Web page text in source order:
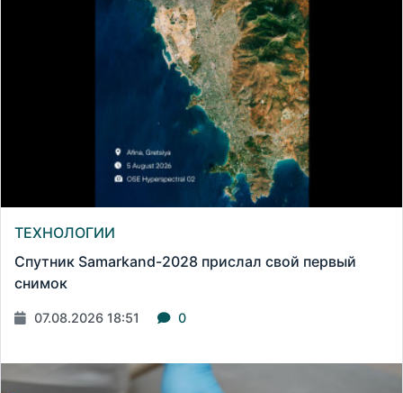
ТЕХНОЛОГИИ
Спутник Samarkand-2028 прислал свой первый
снимок
07.08.2026 18:51 0